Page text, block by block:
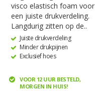
visco elastisch foam voor
een juiste drukverdeling.
Langdurig zitten op de..
Juiste drukverdeling
Minder drukpijnen
Exclusief hoes
VOOR 12 UUR BESTELD,
MORGEN IN HUIS!